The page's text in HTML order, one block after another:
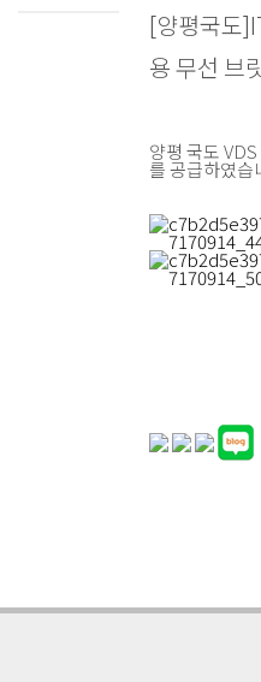
[양평국도
용 무선 브
양평 국도
를 공급하였습